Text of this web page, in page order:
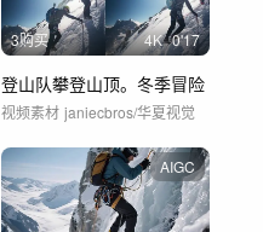
3购买 4K 0'17
登山队攀登山顶。冬季冒险
视频素材 janiecbros/华夏视觉
AIGC